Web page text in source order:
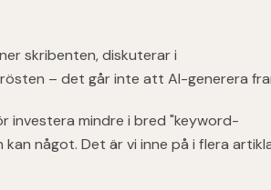
skribenten, diskuterar i
– det går inte att AI-generera
investera mindre i bred "keyword-
något. Det är vi inne på i flera